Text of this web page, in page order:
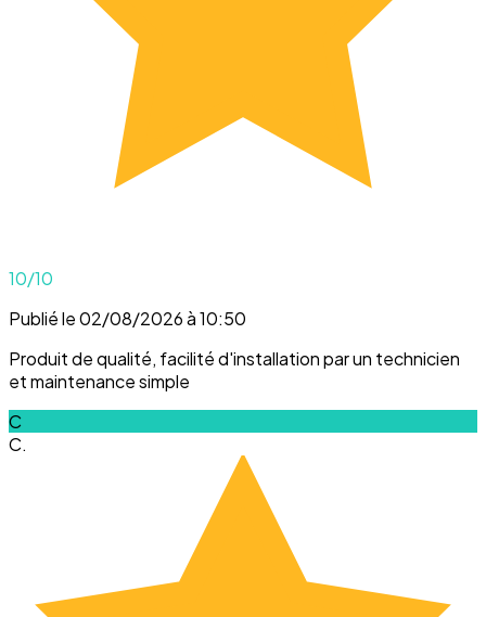
10/10
Publié le 02/08/2026 à 10:50
Produit de qualité, facilité d'installation par un technicien
et maintenance simple
C
C.